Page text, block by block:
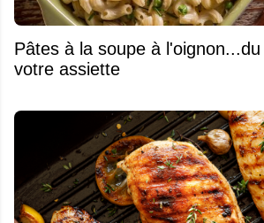
Pâtes à la soupe à
votre assiette